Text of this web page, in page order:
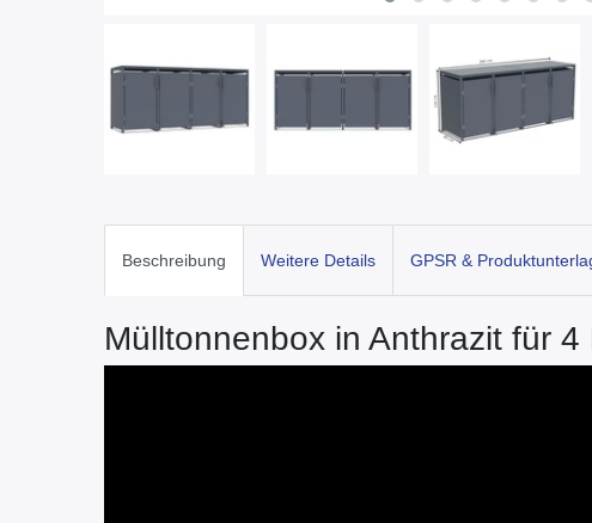
Beschreibung Weitere Details GPSR &
Mülltonnenbox in Anthrazit für 4